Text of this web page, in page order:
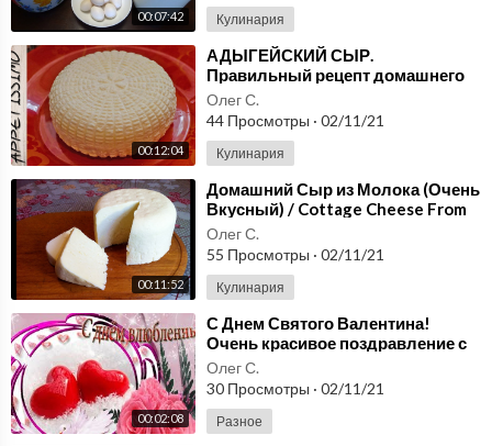
игинальных и полезных блюд: десерты, выпечка, салаты, закуск
и, мясные блюда, рыбные блюда и др.
Готовьте и радуйте своих родных, любимых, друзей вкусными б
людами!
Всегда рада видеть Вас на своем канале! Подписывайтесь, чтоб
ы не пропустить новые видео-рецепты!
00:07:42 Кулинария
00:12:04
⁣АДЫГЕЙСКИЙ СЫР.
Правильный рецепт домашнего
сыра из молока ☆ Как сделать
сыр в домашних условиях
Олег С.
44 Просмотры · 02/11/21
Кулинария
00:11:52
⁣Домашний Сыр из Молока (Очень
Вкусный) / Cottage Cheese From
Milk / Простой Пошаговый Рецепт
Олег С.
55 Просмотры · 02/11/21
Кулинария
00:02:08
⁣С Днем Святого Валентина!
Очень красивое поздравление с
днем святого Валентина.
Олег С.
30 Просмотры · 02/11/21
Разное